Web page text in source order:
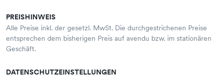
PREISHINWEIS
Alle Preise inkl. der gesetzl. MwSt. Die durchgestrichenen Preise
entsprechen dem bisherigen Preis auf avendu bzw. im stationären
Geschäft.
DATENSCHUTZEINSTELLUNGEN